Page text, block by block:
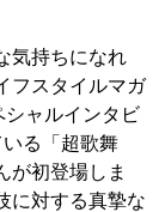
気持ちになれ
フスタイルマガ
シャルインタビ
る「超歌舞
が初登場しま
に対する真摯な